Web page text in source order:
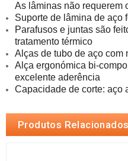
Parafusos e juntas são
Alça ergonómica bi-
Capacidade de corte: aço
Produtos Relacionados